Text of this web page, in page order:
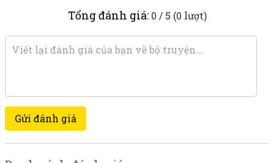
Tổng đánh giá: 0 / 5 (0 lượt)
Gửi đánh giá